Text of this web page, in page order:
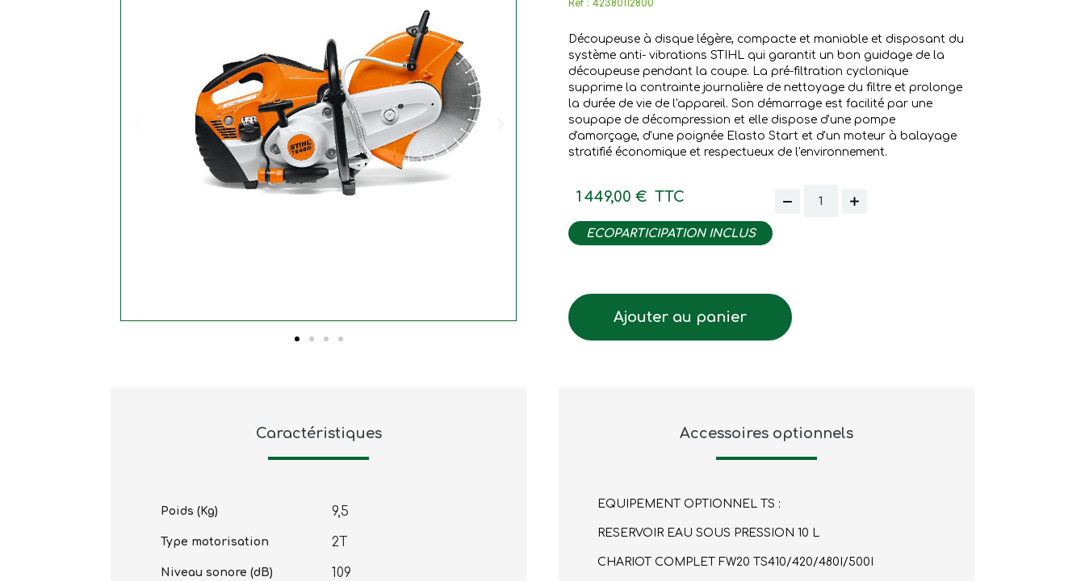
Réf : 42380112800
Découpeuse à disque légère, compacte et maniable et disposant du
système anti- vibrations STIHL qui garantit un bon guidage de la
découpeuse pendant la coupe. La pré-filtration cyclonique
supprime la contrainte journalière de nettoyage du filtre et prolonge
la durée de vie de l'appareil. Son démarrage est facilité par une
soupape de décompression et elle dispose d'une pompe
d'amorçage, d'une poignée Elasto Start et d'un moteur à balayage
stratifié économique et respectueux de l'environnement.
1 449,00 € TTC
ECOPARTICIPATION INCLUS
Ajouter au panier
Caractéristiques
Poids (Kg) 9,5
Type motorisation 2T
Niveau sonore (dB) 109
Accessoires optionnels
EQUIPEMENT OPTIONNEL TS :
RESERVOIR EAU SOUS PRESSION 10 L
CHARIOT COMPLET FW20 TS410/420/480I/500I